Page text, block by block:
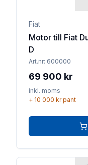
Fiat
Motor till Fiat
D
Art.nr: 600000
69 900 kr
inkl. moms
+ 10 000 krpant